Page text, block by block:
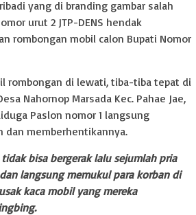
yang di branding gambar salah
urut 2 JTP-DENS hendak
rombongan mobil calon Bupati Nomor
rombongan di lewati, tiba-tiba tepat di
Nahornop Marsada Kec. Pahae Jae,
Paslon nomor 1 langsung
dan memberhentikannya.
bisa bergerak lalu sejumlah pria
langsung memukul para korban di
kaca mobil yang mereka